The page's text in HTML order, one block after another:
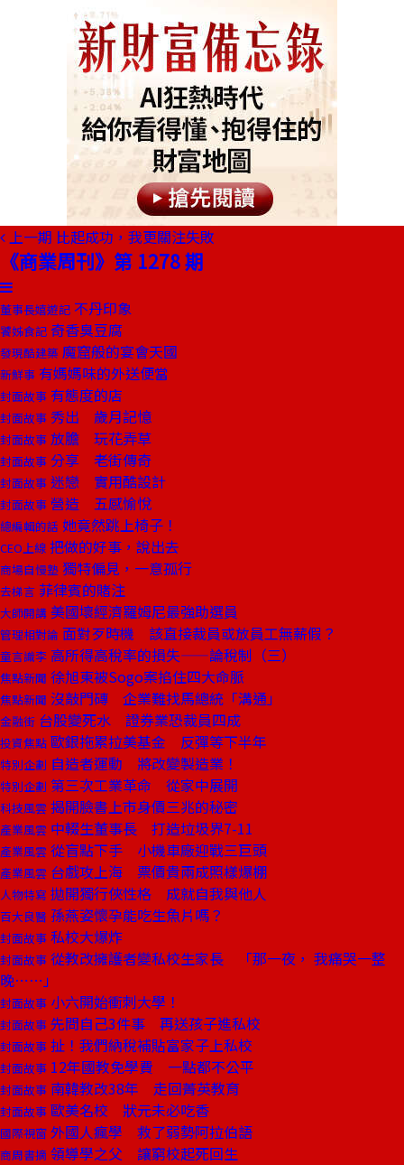
上一期 比起成功，我更關注失敗
《商業周刊》第 1278 期
董事長嬉遊記 不丹印象
饕姊食記 奇香臭豆腐
發現酷建築 魔窟般的宴會天國
新鮮事 有媽媽味的外送便當
封面故事 有態度的店
封面故事 秀出 歲月記憶
封面故事 放膽 玩花弄草
封面故事 分享 老街傳奇
封面故事 迷戀 實用酷設計
封面故事 營造 五感愉悅
總編輯的話 她竟然跳上椅子！
CEO上線 把做的好事，說出去
商場自慢塾 獨特偏見，一意孤行
去梯言 菲律賓的賭注
大師開講 美國壞經濟羅姆尼最強助選員
管理相對論 面對歹時機 該直接裁員或放員工無薪假？
童言識李 高所得高稅率的損失——論稅制（三）
焦點新聞 徐旭東被Sogo案掐住四大命脈
焦點新聞 沒敲門磚 企業難找馬總統「溝通」
金融街 台股變死水 證券業恐裁員四成
投資焦點 歐銀拖累拉美基金 反彈等下半年
特別企劃 自造者運動 將改變製造業！
特別企劃 第三次工業革命 從家中展開
科技風雲 揭開臉書上市身價三兆的秘密
產業風雲 中輟生董事長 打造垃圾界7-11
產業風雲 從盲點下手 小機車廠迎戰三巨頭
產業風雲 台戲攻上海 票價貴兩成照樣爆棚
人物特寫 拋開獨行俠性格 成就自我與他人
百大良醫 孫燕姿懷孕能吃生魚片嗎？
封面故事 私校大爆炸
封面故事 從教改擁護者變私校生家長 「那一夜， 我痛哭一整
晚⋯⋯」
封面故事 小六開始衝刺大學！
封面故事 先問自己3件事 再送孩子進私校
封面故事 扯！我們納稅補貼富家子上私校
封面故事 12年國教免學費 一點都不公平
封面故事 南韓教改38年 走回菁英教育
封面故事 歐美名校 狀元未必吃香
國際視窗 外國人瘋學 救了弱勢阿拉伯語
商周書摘 領導學之父 讓窮校起死回生